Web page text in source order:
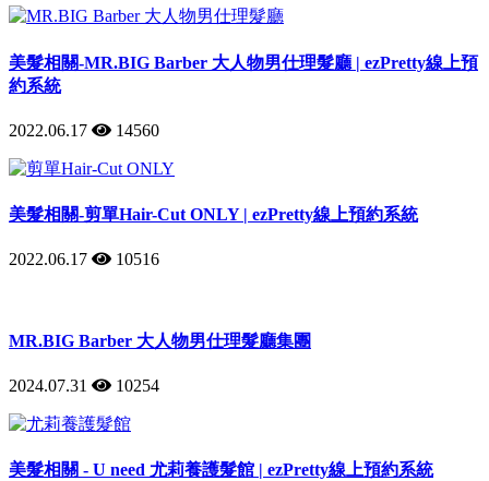
美髮相關-MR.BIG Barber 大人物男仕理髮廳 | ezPretty線上預
約系統
2022.06.17 14560
美髮相關-剪單Hair-Cut ONLY | ezPretty線上預約系統
2022.06.17 10516
MR.BIG Barber 大人物男仕理髮廳集團
2024.07.31 10254
美髮相關 - U need 尤莉養護髮館 | ezPretty線上預約系統